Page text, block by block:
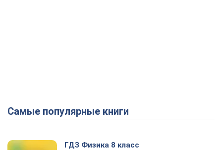
Самые популярные книги
ГДЗ Физика 8 класс